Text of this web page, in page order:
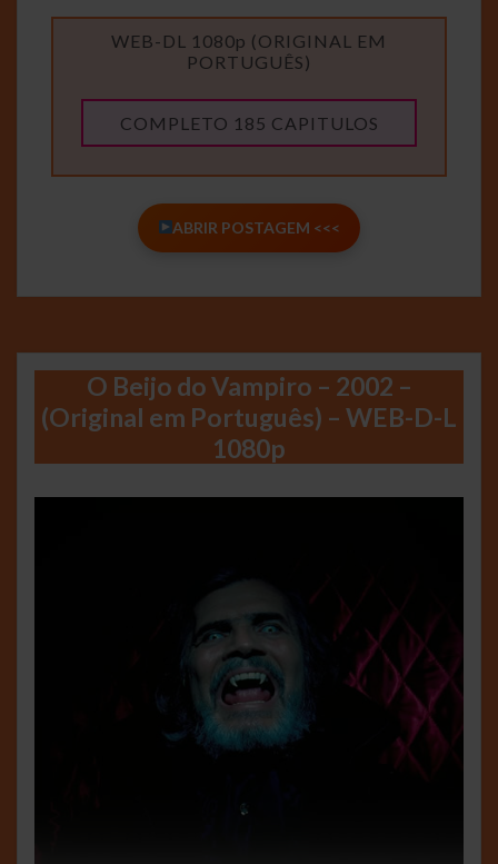
WEB-DL 1080p (ORIGINAL EM
PORTUGUÊS)
COMPLETO 185 CAPITULOS
ABRIR POSTAGEM <<<
O Beijo do Vampiro – 2002 –
(Original em Português) – WEB-D-L
1080p